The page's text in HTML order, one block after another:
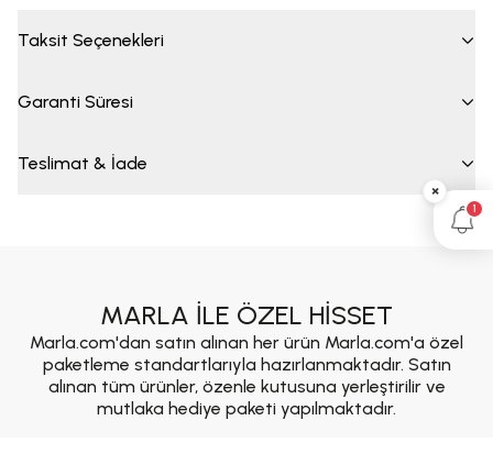
Taksit Seçenekleri
Garanti Süresi
Teslimat & İade
MARLA İLE ÖZEL HİSSET
Marla.com'dan satın alınan her ürün Marla.com'a özel
paketleme standartlarıyla hazırlanmaktadır. Satın
alınan tüm ürünler, özenle kutusuna yerleştirilir ve
mutlaka hediye paketi yapılmaktadır.
×
1